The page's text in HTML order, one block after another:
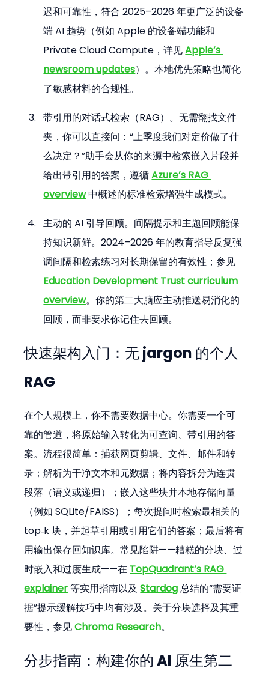
迟和可靠性，符合 2025–2026 年更广泛的设备
端 AI 趋势（例如 Apple 的设备端功能和
Private Cloud Compute，详见 Apple’s
newsroom updates）。本地优先策略也简化
了敏感材料的合规性。
带引用的对话式检索（RAG）。无需翻找文件
夹，你可以直接问：“上季度我们对定价做了什
么决定？”助手会从你的来源中检索嵌入片段并
给出带引用的答案，遵循 Azure’s RAG
overview 中概述的标准检索增强生成模式。
主动的 AI 引导回顾。间隔提示和主题回顾能保
持知识新鲜。2024–2026 年的教育指导反复强
调间隔和检索练习对长期保留的有效性；参见
Education Development Trust curriculum
overview。你的第二大脑应主动推送易消化的
回顾，而非要求你记住去回顾。
快速架构入门：无 jargon 的个人
RAG
在个人规模上，你不需要数据中心。你需要一个可
靠的管道，将原始输入转化为可查询、带引用的答
案。流程很简单：捕获网页剪辑、文件、邮件和转
录；解析为干净文本和元数据；将内容拆分为连贯
段落（语义或递归）；嵌入这些块并本地存储向量
（例如 SQLite/FAISS）；每次提问时检索最相关的
top‑k 块，并起草引用或引用它们的答案；最后将有
用输出保存回知识库。常见陷阱——糟糕的分块、过
时嵌入和过度生成——在 TopQuadrant’s RAG
explainer 等实用指南以及 Stardog 总结的“需要证
据”提示缓解技巧中均有涉及。关于分块选择及其重
要性，参见 Chroma Research。
分步指南：构建你的 AI 原生第二